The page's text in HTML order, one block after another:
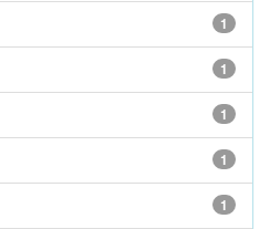
1
1
1
1
1